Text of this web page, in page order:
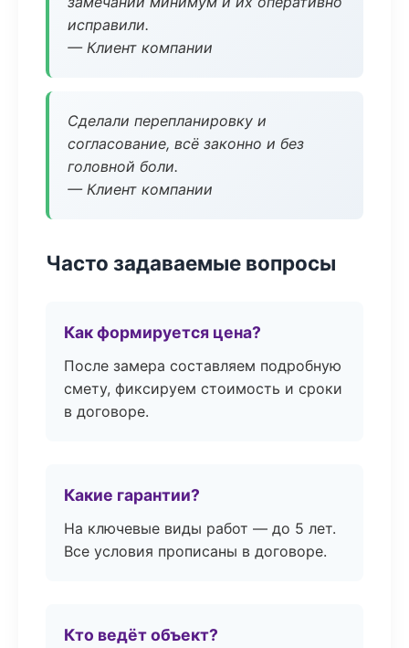
исправили.
— Клиент компании
Сделали перепланировку и
согласование, всё законно и без
головной боли.
— Клиент компании
Часто задаваемые вопросы
Как формируется цена?
После замера составляем подробную
смету, фиксируем стоимость и сроки
в договоре.
Какие гарантии?
На ключевые виды работ — до 5 лет.
Все условия прописаны в договоре.
Кто ведёт объект?